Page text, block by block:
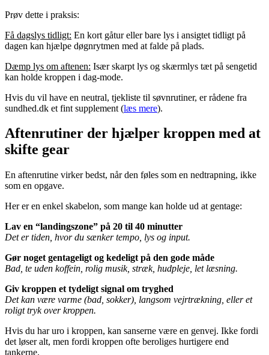
Prøv dette i praksis:
Få dagslys tidligt: En kort gåtur eller bare lys i ansigtet tidligt på
dagen kan hjælpe døgnrytmen med at falde på plads.
Dæmp lys om aftenen: Især skarpt lys og skærmlys tæt på sengetid
kan holde kroppen i dag-mode.
Hvis du vil have en neutral, tjekliste til søvnrutiner, er rådene fra
sundhed.dk et fint supplement (læs mere).
Aftenrutiner der hjælper kroppen med at
skifte gear
En aftenrutine virker bedst, når den føles som en nedtrapning, ikke
som en opgave.
Her er en enkel skabelon, som mange kan holde ud at gentage:
Lav en “landingszone” på 20 til 40 minutter
Det er tiden, hvor du sænker tempo, lys og input.
Gør noget gentageligt og kedeligt på den gode måde
Bad, te uden koffein, rolig musik, stræk, hudpleje, let læsning.
Giv kroppen et tydeligt signal om tryghed
Det kan være varme (bad, sokker), langsom vejrtrækning, eller et
roligt tryk over kroppen.
Hvis du har uro i kroppen, kan sanserne være en genvej. Ikke fordi
det løser alt, men fordi kroppen ofte beroliges hurtigere end
tankerne.